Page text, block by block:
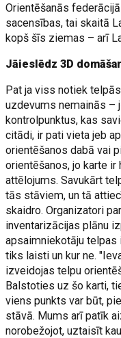
Orientēšanās
sacensības, tai skaitā
kopš šīs ziemas – arī
Jāieslēdz 3D
Pat ja viss notiek
uzdevums nemainās –
kontrolpunktus, kas
citādi, ir pati vieta jeb
orientēšanos dabā vai
orientēšanos, jo karte
attēlojums. Savukārt
tās stāviem, un tā
skaidro. Organizatori
inventarizācijas plānu
apsaimniekotāju
tiks laisti un kur ne.
izveidojas telpu
Balstoties uz šo karti,
viens punkts var būt,
stāvā. Mums arī patīk
norobežojot, uztaisīt